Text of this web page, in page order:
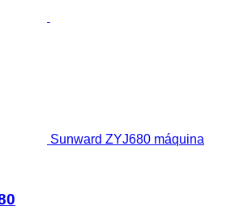
Sunward ZYJ680 máquina